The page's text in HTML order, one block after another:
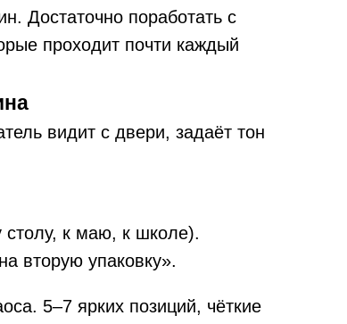
Достаточно поработать с
проходит почти каждый
видит с двери, задаёт тон
к маю, к школе).
вторую упаковку».
5–7 ярких позиций, чёткие